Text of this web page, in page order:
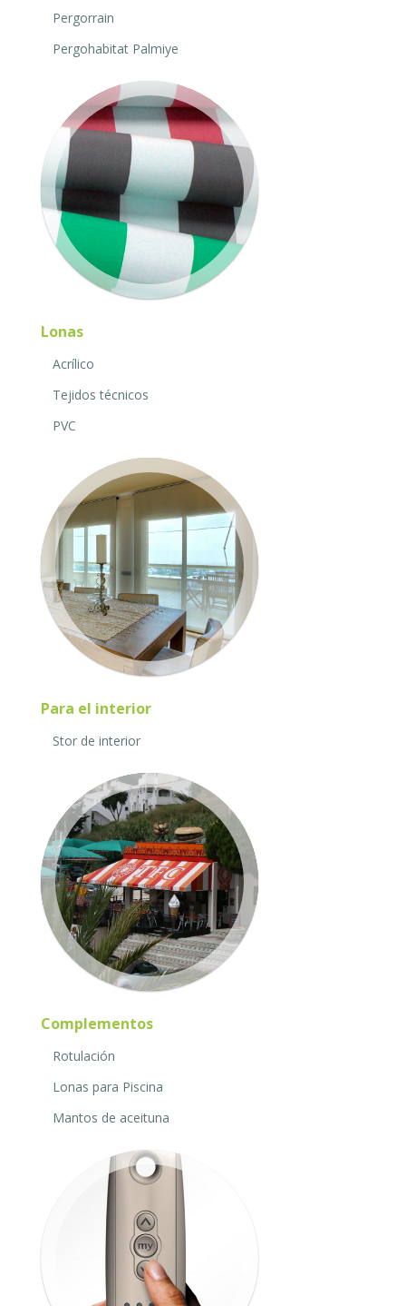
Pergorrain
Pergohabitat Palmiye
Lonas
Acrílico
Tejidos técnicos
PVC
Para el interior
Stor de interior
Complementos
Rotulación
Lonas para Piscina
Mantos de aceituna